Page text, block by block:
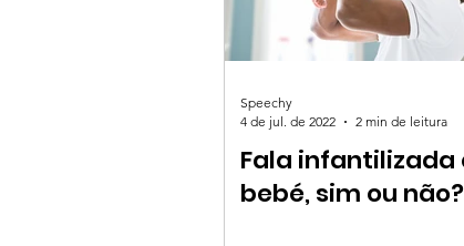
Fala infantilizada
bebé, sim ou não?
Speechy
4 de jul. de 2022
2 min de leitura